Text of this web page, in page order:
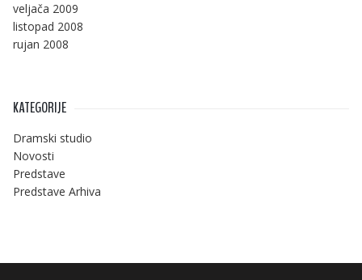
veljača 2009
listopad 2008
rujan 2008
KATEGORIJE
Dramski studio
Novosti
Predstave
Predstave Arhiva